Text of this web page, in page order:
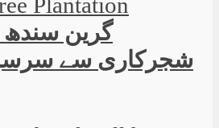
گرین سندھ
شجرکاری سے